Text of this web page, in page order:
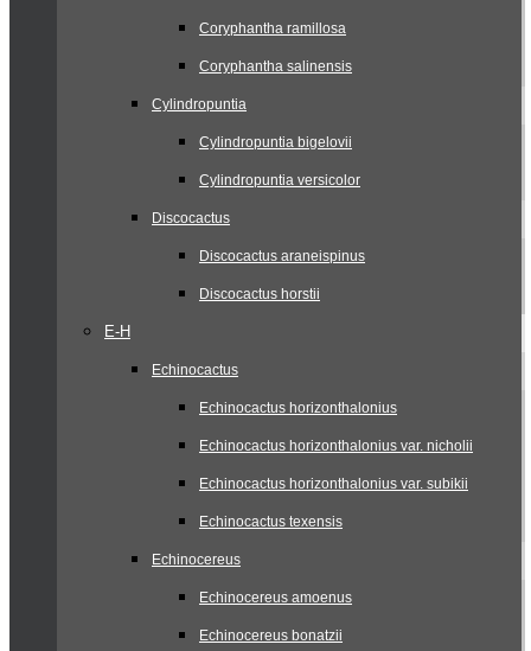
Coryphantha ramillosa
Coryphantha salinensis
Cylindropuntia
Cylindropuntia bigelovii
Cylindropuntia versicolor
Discocactus
Discocactus araneispinus
Discocactus horstii
E-H
Echinocactus
Echinocactus horizonthalonius
Echinocactus horizonthalonius var. nicholii
Echinocactus horizonthalonius var. subikii
Echinocactus texensis
Echinocereus
Echinocereus amoenus
Echinocereus bonatzii